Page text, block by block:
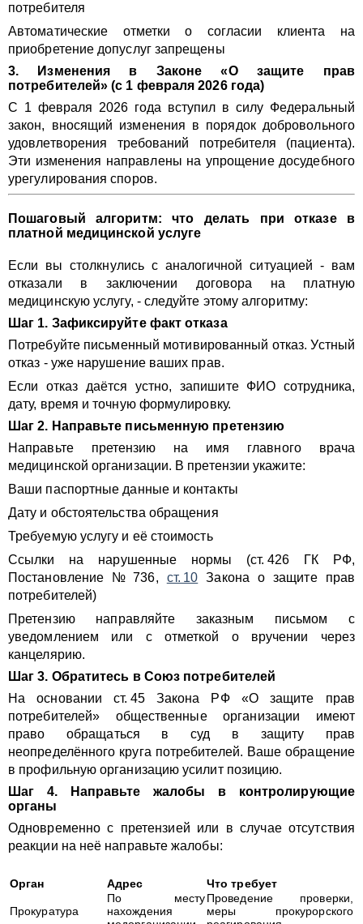
потребителя
Автоматические отметки о согласии клиента на
приобретение допуслуг запрещены
3. Изменения в Законе «О защите прав
потребителей» (с 1 февраля 2026 года)
С 1 февраля 2026 года вступил в силу Федеральный
закон, вносящий изменения в порядок добровольного
удовлетворения требований потребителя (пациента).
Эти изменения направлены на упрощение досудебного
урегулирования споров.
Пошаговый алгоритм: что делать при отказе в
платной медицинской услуге
Если вы столкнулись с аналогичной ситуацией - вам
отказали в заключении договора на платную
медицинскую услугу, - следуйте этому алгоритму:
Шаг 1. Зафиксируйте факт отказа
Потребуйте письменный мотивированный отказ. Устный
отказ - уже нарушение ваших прав.
Если отказ даётся устно, запишите ФИО сотрудника,
дату, время и точную формулировку.
Шаг 2. Направьте письменную претензию
Направьте претензию на имя главного врача
медицинской организации. В претензии укажите:
Ваши паспортные данные и контакты
Дату и обстоятельства обращения
Требуемую услугу и её стоимость
Ссылки на нарушенные нормы (ст. 426 ГК РФ,
Постановление № 736, ст. 10 Закона о защите прав
потребителей)
Претензию направляйте заказным письмом с
уведомлением или с отметкой о вручении через
канцелярию.
Шаг 3. Обратитесь в Союз потребителей
На основании ст. 45 Закона РФ «О защите прав
потребителей» общественные организации имеют
право обращаться в суд в защиту прав
неопределённого круга потребителей. Ваше обращение
в профильную организацию усилит позицию.
Шаг 4. Направьте жалобы в контролирующие
органы
Одновременно с претензией или в случае отсутствия
реакции на неё направьте жалобы:
Орган Адрес Что требует
Прокуратура
По месту
нахождения
Проведение проверки,
меры прокурорского